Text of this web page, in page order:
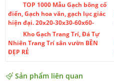
TOP 1000 Mẫu Gạch bông cổ
điển, Gạch hoa văn, gạch lục giác
hiện đại. 20x20-30x30-60x60-
Kho Gạch Trang Trí, Đá Tự
Nhiên Trang Trí sân vườn BỀN
ĐẸP RẺ
Sản phẩm liên quan